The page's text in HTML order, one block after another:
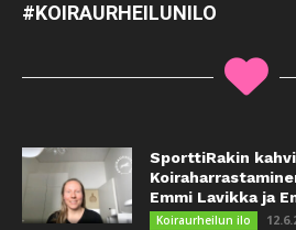
#KOIRAURHEILUNILO
SporttiRakin
Emmi Lavikka ja
Koiraurheilun ilo